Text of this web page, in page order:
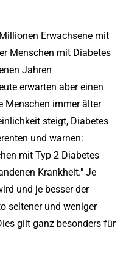
Erwachsene mit
Menschen mit Diabetes
Jahren
erwarten aber einen
Menschen immer älter
steigt, Diabetes
und warnen:
mit Typ 2 Diabetes
Krankheit." Je
und je besser der
seltener und weniger
gilt ganz besonders für